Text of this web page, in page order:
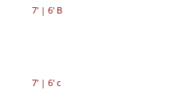
7'| 6' B
7'| 6' c